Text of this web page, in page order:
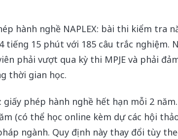
hành nghề NAPLEX: bài thi kiểm tra
tiếng 15 phút với 185 câu trắc nghiệm.
phải vượt qua kỳ thi MPJE và phải
thời gian học.
phép hành nghề hết hạn mỗi 2
(có thể học online kèm dự các hội
ngành. Quy định này thay đổi tùy